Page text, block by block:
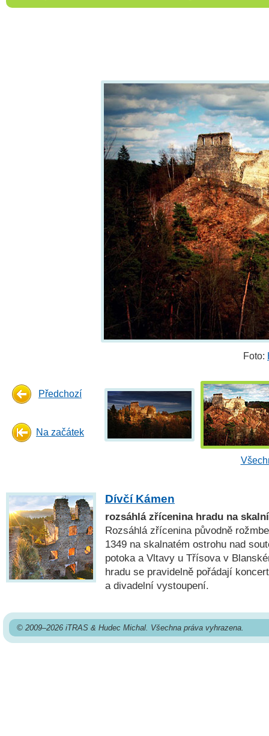
Foto:
Předchozí
Na začátek
Dívčí Kámen
rozsáhlá zřícenina hradu na
Rozsáhlá zřícenina původně
1349 na skalnatém ostrohu nad
potoka a Vltavy u Třísova v
hradu se pravidelně pořádají
a divadelní vystoupení.
© 2009–2026 iTRAS & Hudec Michal. Všechna práva vyhrazena.